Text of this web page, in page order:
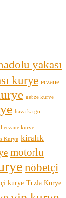
yakası
kurye eczane
gebze kurye
hava kargo
eczane kurye
Kurye kiralık
motorlu
nöbetçi
kurye Tuzla Kurye